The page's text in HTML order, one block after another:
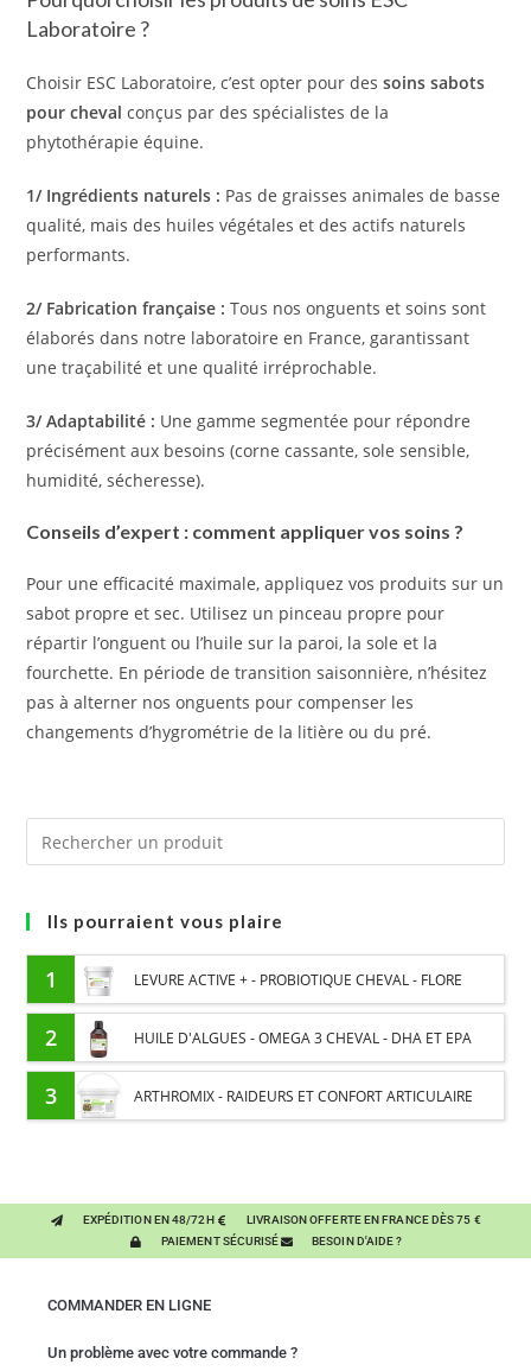
Laboratoire ?
Choisir ESC Laboratoire, c’est opter pour dessoins sabots
pour cheval conçus par des spécialistes de la
phytothérapie équine.
1/ Ingrédients naturels : Pas de graisses animales de basse
qualité, mais des huiles végétales et des actifs naturels
performants.
2/ Fabrication française : Tous nos onguents et soins sont
élaborés dans notre laboratoire en France, garantissant
une traçabilité et une qualité irréprochable.
3/ Adaptabilité : Une gamme segmentée pour répondre
précisément aux besoins (corne cassante, sole sensible,
humidité, sécheresse).
Conseils d’expert : comment appliquer vos soins ?
Pour une efficacité maximale, appliquez vos produits sur un
sabot propre et sec. Utilisez un pinceau propre pour
répartir l’onguent ou l’huile sur la paroi, la sole et la
fourchette. En période de transition saisonnière, n’hésitez
pas à alterner nos onguents pour compenser les
changements d’hygrométrie de la litière ou du pré.
Ils pourraient vous plaire
1 LEVURE ACTIVE + - PROBIOTIQUE CHEVAL - FLORE
INTESTINALE ET DIGESTION
2 HUILE D'ALGUES - OMEGA 3 CHEVAL - DHA ET EPA
3 ARTHROMIX - RAIDEURS ET CONFORT ARTICULAIRE
EXPÉDITION EN 48/72H
LIVRAISON OFFERTE EN FRANCE DÈS 75 €
PAIEMENT SÉCURISÉ
BESOIN D'AIDE ?
COMMANDER EN LIGNE
Un problème avec votre commande ?